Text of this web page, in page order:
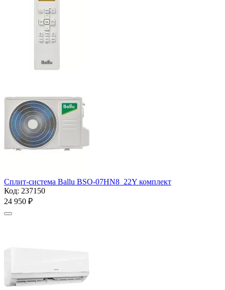
Сплит-система Ballu BSO-07HN8_22Y комплект
Код: 237150
24 950 ₽